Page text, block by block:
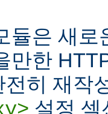
듈은 새
만한
히 재작
설정 섹